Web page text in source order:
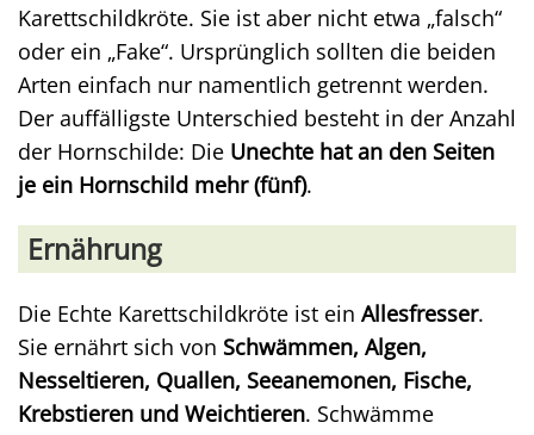
Karettschildkröte. Sie ist aber nicht etwa „falsch“
oder ein „Fake“. Ursprünglich sollten die beiden
Arten einfach nur namentlich getrennt werden.
Der auffälligste Unterschied besteht in der Anzahl
der Hornschilde: Die Unechte hat an den Seiten
je ein Hornschild mehr (fünf).
Ernährung
Die Echte Karettschildkröte ist ein Allesfresser.
Sie ernährt sich von Schwämmen, Algen,
Nesseltieren, Quallen, Seeanemonen, Fische,
Krebstieren und Weichtieren. Schwämme